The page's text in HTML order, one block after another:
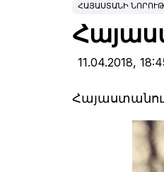
ՀԱՅԱՍՏԱՆԻ
11.04.2018,